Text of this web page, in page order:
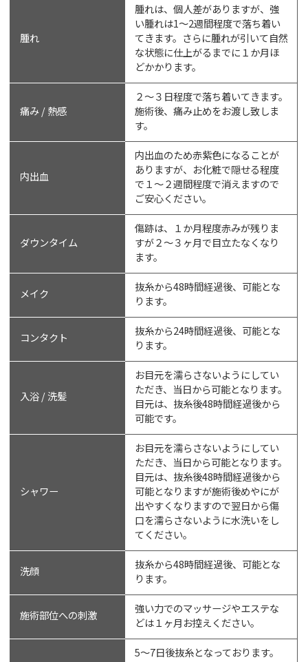
腫れ
腫れは、個人差がありますが、強
い腫れは1～2週間程度で落ち着い
てきます。さらに腫れが引いて自然
な状態に仕上がるまでに１か月ほ
どかかります。
痛み / 熱感
２〜３日程度で落ち着いてきます。
施術後、痛み止めをお渡し致しま
す。
内出血
内出血のため赤紫色になることが
ありますが、お化粧で隠せる程度
で１〜２週間程度で消えますので
ご安心ください。
ダウンタイム
傷跡は、１か月程度赤みが残りま
すが２〜３ヶ月で目立たなくなり
ます。
メイク
抜糸から48時間経過後、可能とな
ります。
コンタクト
抜糸から24時間経過後、可能とな
ります。
入浴 / 洗髪
お目元を濡らさないようにしてい
ただき、当日から可能となります。
目元は、抜糸後48時間経過後から
可能です。
シャワー
お目元を濡らさないようにしてい
ただき、当日から可能となります。
目元は、抜糸後48時間経過後から
可能となりますが施術後めやにが
出やすくなりますので翌日から傷
口を濡らさないように水洗いをし
てください。
洗顔
抜糸から48時間経過後、可能とな
ります。
施術部位への刺激
強い力でのマッサージやエステな
どは１ヶ月お控えください。
5〜7日後抜糸となっております。